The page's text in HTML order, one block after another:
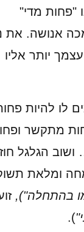
"פחות מדי"
אנושה. את
יותר אליו
לו להיות
מתקשר
הגלגל
ומלאת
בהתחלה"),
).